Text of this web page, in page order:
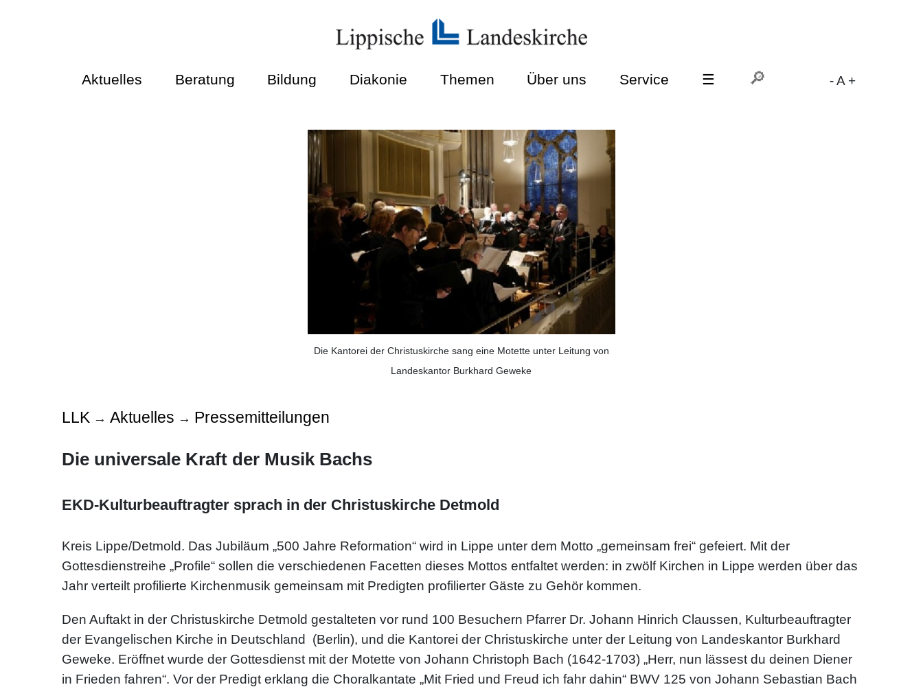
Aktuelles Beratung Bildung Diakonie Themen Über uns Service ☰ - A +
Die Kantorei der Christuskirche sang eine Motette unter Leitung von
Landeskantor Burkhard Geweke
LLK →Aktuelles → Pressemitteilungen
Die universale Kraft der Musik Bachs
EKD-Kulturbeauftragter sprach in der Christuskirche Detmold
Kreis Lippe/Detmold. Das Jubiläum „500 Jahre Reformation“ wird in Lippe unter dem Motto „gemeinsam frei“ gefeiert. Mit der
Gottesdienstreihe „Profile“ sollen die verschiedenen Facetten dieses Mottos entfaltet werden: in zwölf Kirchen in Lippe werden über das
Jahr verteilt profilierte Kirchenmusik gemeinsam mit Predigten profilierter Gäste zu Gehör kommen.
Den Auftakt in der Christuskirche Detmold gestalteten vor rund 100 Besuchern Pfarrer Dr. Johann Hinrich Claussen, Kulturbeauftragter
der Evangelischen Kirche in Deutschland (Berlin), und die Kantorei der Christuskirche unter der Leitung von Landeskantor Burkhard
Geweke. Eröffnet wurde der Gottesdienst mit der Motette von Johann Christoph Bach (1642-1703) „Herr, nun lässest du deinen Diener
in Frieden fahren“. Vor der Predigt erklang die Choralkantate „Mit Fried und Freud ich fahr dahin“ BWV 125 von Johann Sebastian Bach